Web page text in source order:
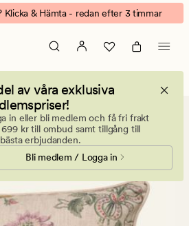
Klicka & Hämta - redan efter 3 timmar
av våra exklusiva
in eller bli medlem och få fri frakt
kr till ombud samt tillgång till
erbjudanden.
Bli medlem / Logga in
Kuddfodral